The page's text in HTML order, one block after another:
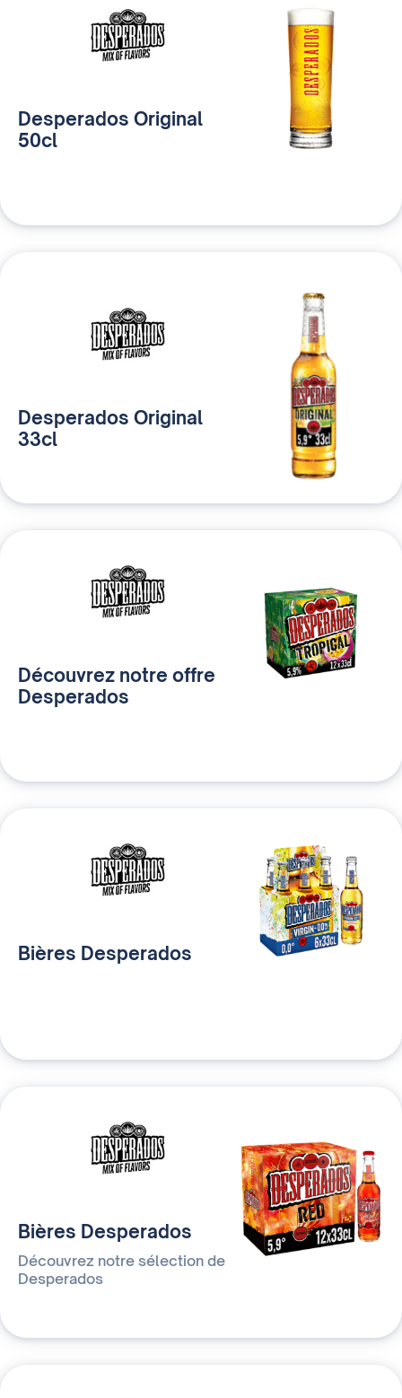
Desperados Original
50cl
Desperados Original
33cl
Découvrez notre offre
Desperados
Bières Desperados
Bières Desperados
Découvrez notre sélection de
Desperados